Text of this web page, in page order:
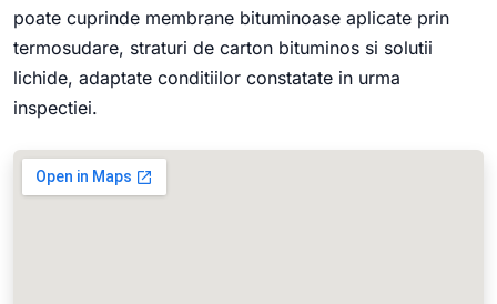
poate cuprinde membrane bituminoase aplicate prin
termosudare, straturi de carton bituminos si solutii
lichide, adaptate conditiilor constatate in urma
inspectiei.